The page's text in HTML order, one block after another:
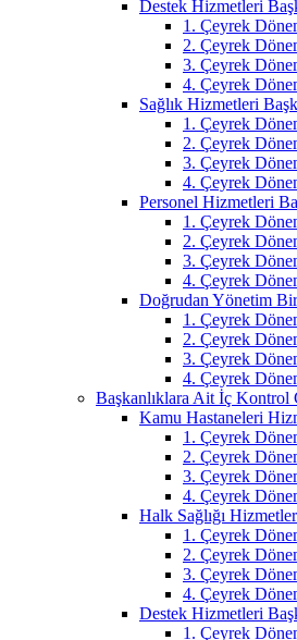
Destek Hizmetleri
1. Çeyrek
2. Çeyrek
3. Çeyrek
4. Çeyrek
Sağlık Hizmetleri
1. Çeyrek
2. Çeyrek
3. Çeyrek
4. Çeyrek
Personel Hizmetleri
1. Çeyrek
2. Çeyrek
3. Çeyrek
4. Çeyrek
Doğrudan Yönetim
1. Çeyrek
2. Çeyrek
3. Çeyrek
4. Çeyrek
Başkanlıklara Ait İç Kontrol
Kamu Hastaneleri
1. Çeyrek
2. Çeyrek
3. Çeyrek
4. Çeyrek
Halk Sağlığı
1. Çeyrek
2. Çeyrek
3. Çeyrek
4. Çeyrek
Destek Hizmetleri
1. Çeyrek